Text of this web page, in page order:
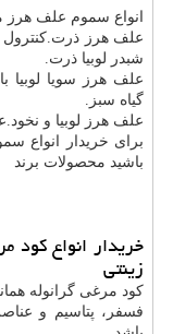
انواع سموم علف هرز
علف هرز ذرت.کنترول
شبدر لوبیا ذرت.
علف هرز سویا لوبیا
گیاه سبز.
علف هرز لوبیا و
برای خریدار انواع
باشید محصولات برند
خریدار انواع کود
زینتی
کود مرغی گرانوله
فسفر، پتاسیم و